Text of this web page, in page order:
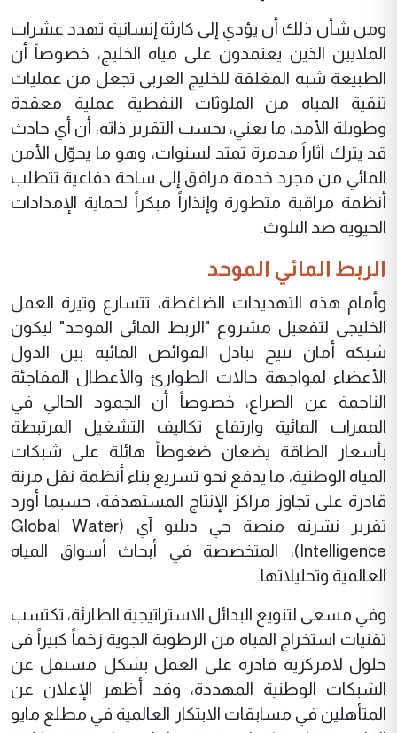
ومن شأن ذلك أن يؤدي إلى كارثة إنسانية تهدد عشرات
الملايين الذين يعتمدون على مياه الخليج، خصوصاً أن
الطبيعة شبه المغلقة للخليج العربي تجعل من عمليات
تنقية المياه من الملوثات النفطية عملية معقدة
وطويلة الأمد، ما يعني، بحسب التقرير ذاته، أن أي حادث
قد يترك آثاراً مدمرة تمتد لسنوات، وهو ما يحوّل الأمن
المائي من مجرد خدمة مرافق إلى ساحة دفاعية تتطلب
أنظمة مراقبة متطورة وإنذاراً مبكراً لحماية الإمدادات
الحيوية ضد التلوث.
الربط المائي الموحد
وأمام هذه التهديدات الضاغطة، تتسارع وتيرة العمل
الخليجي لتفعيل مشروع "الربط المائي الموحد" ليكون
شبكة أمان تتيح تبادل الفوائض المائية بين الدول
الأعضاء لمواجهة حالات الطوارئ والأعطال المفاجئة
الناجمة عن الصراع، خصوصاً أن الجمود الحالي في
الممرات المائية وارتفاع تكاليف التشغيل المرتبطة
بأسعار الطاقة يضعان ضغوطاً هائلة على شبكات
المياه الوطنية، ما يدفع نحو تسريع بناء أنظمة نقل مرنة
قادرة على تجاوز مراكز الإنتاج المستهدفة، حسبما أورد
تقرير نشرته منصة جي دبليو آي (Global Water
Intelligence)، المتخصصة في أبحاث أسواق المياه
العالمية وتحليلاتها.
وفي مسعى لتنويع البدائل الاستراتيجية الطارئة، تكتسب
تقنيات استخراج المياه من الرطوبة الجوية زخماً كبيراً في
حلول لامركزية قادرة على العمل بشكل مستقل عن
الشبكات الوطنية المهددة، وقد أظهر الإعلان عن
المتأهلين في مسابقات الابتكار العالمية في مطلع مايو